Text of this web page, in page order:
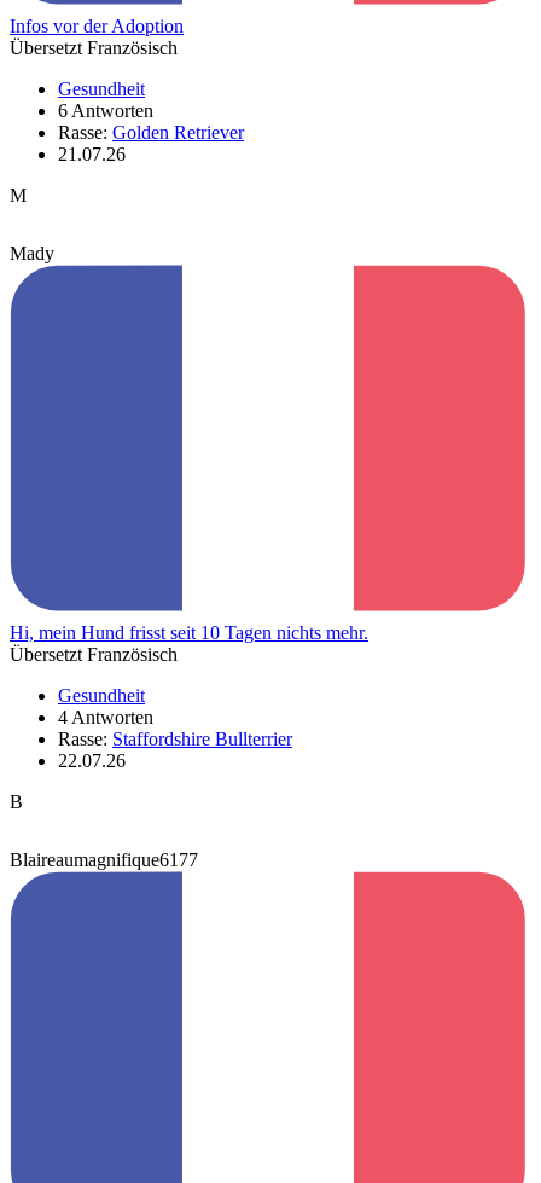
Infos vor der Adoption
Übersetzt Französisch
Gesundheit
6 Antworten
Rasse: Golden Retriever
21.07.26
M
Mady
Hi, mein Hund frisst seit 10 Tagen nichts mehr.
Übersetzt Französisch
Gesundheit
4 Antworten
Rasse: Staffordshire Bullterrier
22.07.26
B
Blaireaumagnifique6177